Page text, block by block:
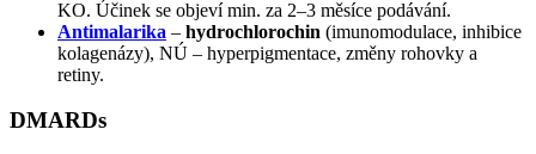
KO. Účinek se objeví min. za 2–3 měsíce podávání.
Antimalarika – hydrochlorochin (imunomodulace, inhibice
kolagenázy), NÚ – hyperpigmentace, změny rohovky a
retiny.
DMARDs